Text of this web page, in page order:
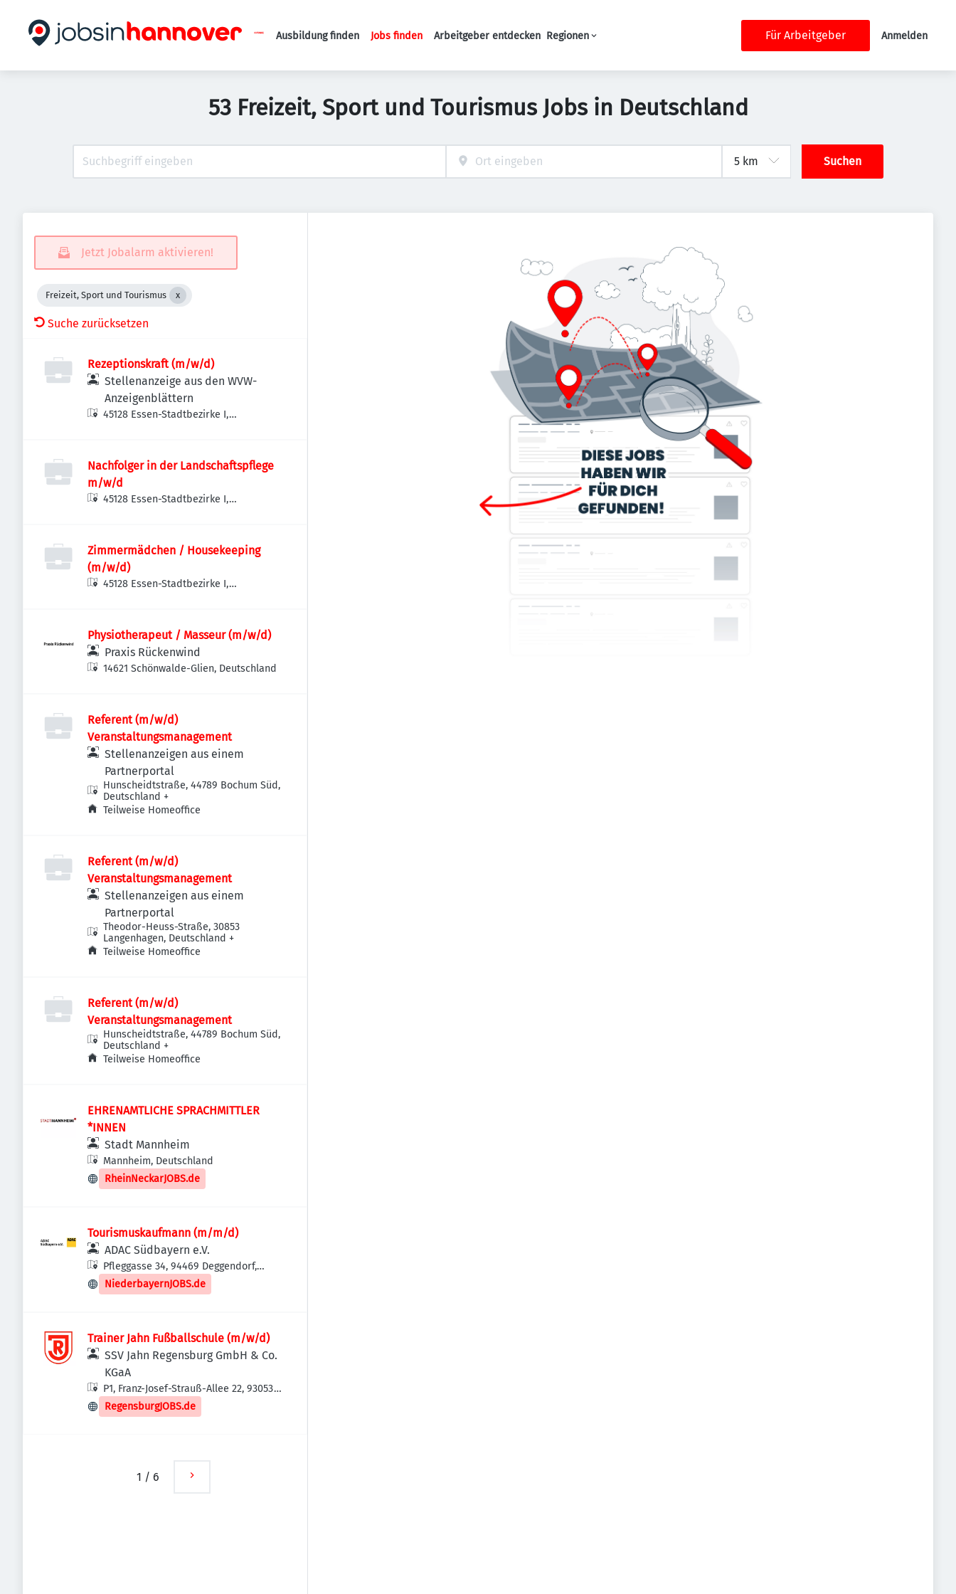
Haupt-Navigation
Ausbildung finden Jobs finden Arbeitgeber entdecken Regionen Für Arbeitgeber Anmelden
53 Freizeit, Sport und Tourismus Jobs in Deutschland
Suchen
Jetzt Jobalarm aktivieren!
Freizeit, Sport und Tourismus
Suche zurücksetzen
Rezeptionskraft (m/w/d)
Stellenanzeige aus den WVW-
Anzeigenblättern
45128 Essen-Stadtbezirke I,
Nachfolger in der Landschaftspflege
m/w/d
45128 Essen-Stadtbezirke I,
Zimmermädchen / Housekeeping
(m/w/d)
45128 Essen-Stadtbezirke I,
Physiotherapeut / Masseur (m/w/d)
Praxis Rückenwind
14621 Schönwalde-Glien, Deutschland
Referent (m/w/d)
Veranstaltungsmanagement
Stellenanzeigen aus einem
Partnerportal
Hunscheidtstraße, 44789 Bochum Süd,
Deutschland +
Teilweise Homeoffice
Referent (m/w/d)
Veranstaltungsmanagement
Stellenanzeigen aus einem
Partnerportal
Theodor-Heuss-Straße, 30853
Langenhagen, Deutschland +
Teilweise Homeoffice
Referent (m/w/d)
Veranstaltungsmanagement
Hunscheidtstraße, 44789 Bochum Süd,
Deutschland +
Teilweise Homeoffice
EHRENAMTLICHE SPRACHMITTLER
*INNEN
Stadt Mannheim
Mannheim, Deutschland
RheinNeckarJOBS.de
Tourismuskaufmann (m/m/d)
ADAC Südbayern e.V.
Pfleggasse 34, 94469 Deggendorf,
Deutschland
NiederbayernJOBS.de
Trainer Jahn Fußballschule (m/w/d)
SSV Jahn Regensburg GmbH & Co.
KGaA
P1, Franz-Josef-Strauß-Allee 22, 93053
Regensburg, Deutschland
RegensburgJOBS.de
1 / 6